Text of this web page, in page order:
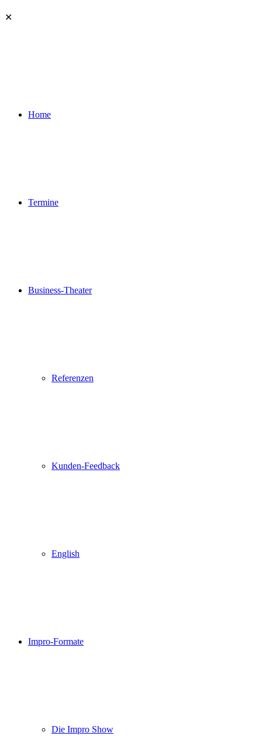
✕
Home
Termine
Business-Theater
Referenzen
Kunden-Feedback
English
Impro-Formate
Die Impro Show